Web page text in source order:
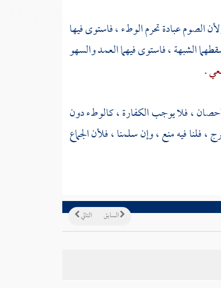
الصوم عبادة تحرم الوطء ، فاستوى فيها
الشبهة ، فاستوى فيهما العمد والسهو
.
، فلا يوجب الكفارة ، كالوطء دون
فلنا فيه منع ، وإن سلمنا ، فلأن الجماع
التالي السابق